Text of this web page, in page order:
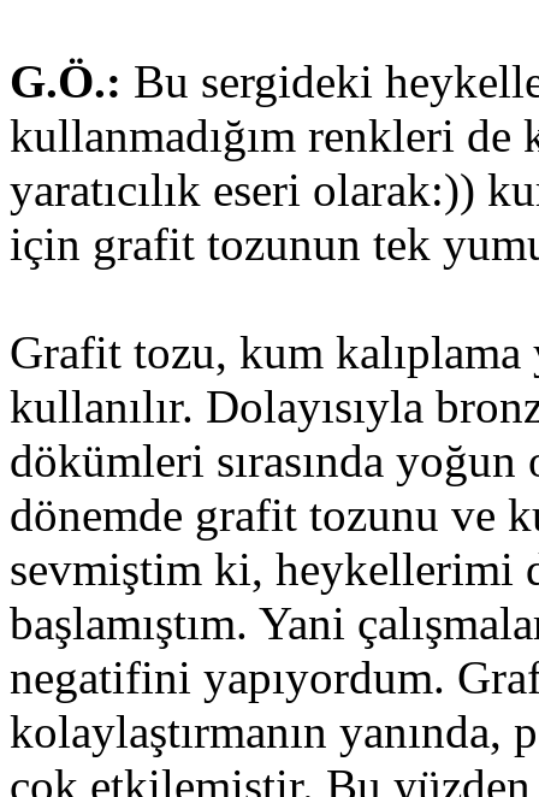
G.Ö.: Bu sergideki
kullanmadığım renkleri
yaratıcılık eseri olarak:))
için grafit tozunun tek
Grafit tozu, kum
kullanılır. Dolayısıyla
dökümleri sırasında yoğun
dönemde grafit tozunu ve
sevmiştim ki, heykellerimi
başlamıştım. Yani
negatifini yapıyordum.
kolaylaştırmanın
çok etkilemiştir. Bu